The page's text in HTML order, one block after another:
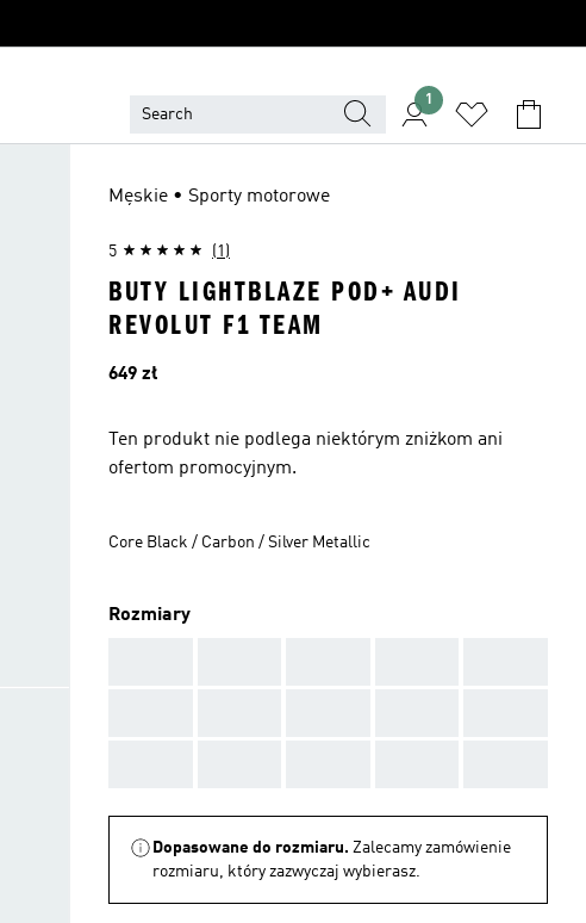
1
Męskie • Sporty motorowe
5 (1)
BUTY LIGHTBLAZE POD+ AUDI
REVOLUT F1 TEAM
Cena
649 zł
Ten produkt nie podlega niektórym zniżkom ani
ofertom promocyjnym.
Core Black / Carbon / Silver Metallic
Rozmiary
Dopasowane do rozmiaru. Zalecamy zamówienie
rozmiaru, który zazwyczaj wybierasz.